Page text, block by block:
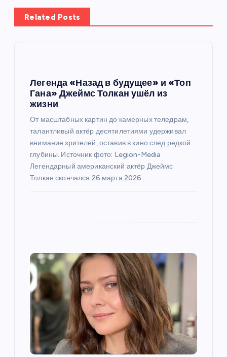
Related Posts
Легенда «Назад в будущее» и «Топ
Гана» Джеймс Толкан ушёл из
жизни
От масштабных картин до камерных теледрам,
талантливый актёр десятилетиями удерживал
внимание зрителей, оставив в кино след редкой
глубины. Источник фото: Legion-Media
Легендарный американский актёр Джеймс
Толкан скончался 26 марта 2026…